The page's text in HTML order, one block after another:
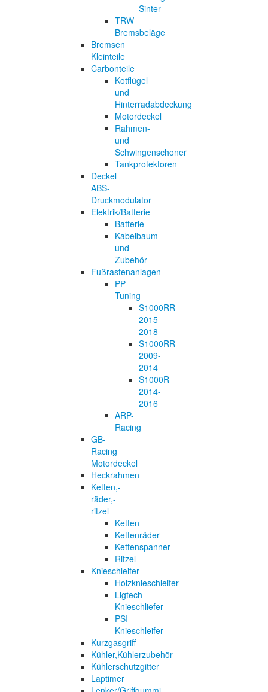
Sinter
TRW
Bremsbeläge
Bremsen
Kleinteile
Carbonteile
Kotflügel
und
Hinterradabdeckung
Motordeckel
Rahmen-
und
Schwingenschoner
Tankprotektoren
Deckel
ABS-
Druckmodulator
Elektrik/Batterie
Batterie
Kabelbaum
und
Zubehör
Fußrastenanlagen
PP-
Tuning
S1000RR
2015-
2018
S1000RR
2009-
2014
S1000R
2014-
2016
ARP-
Racing
GB-
Racing
Motordeckel
Heckrahmen
Ketten,-
räder,-
ritzel
Ketten
Kettenräder
Kettenspanner
Ritzel
Knieschleifer
Holzknieschleifer
Ligtech
Knieschliefer
PSI
Knieschleifer
Kurzgasgriff
Kühler,Kühlerzubehör
Kühlerschutzgitter
Laptimer